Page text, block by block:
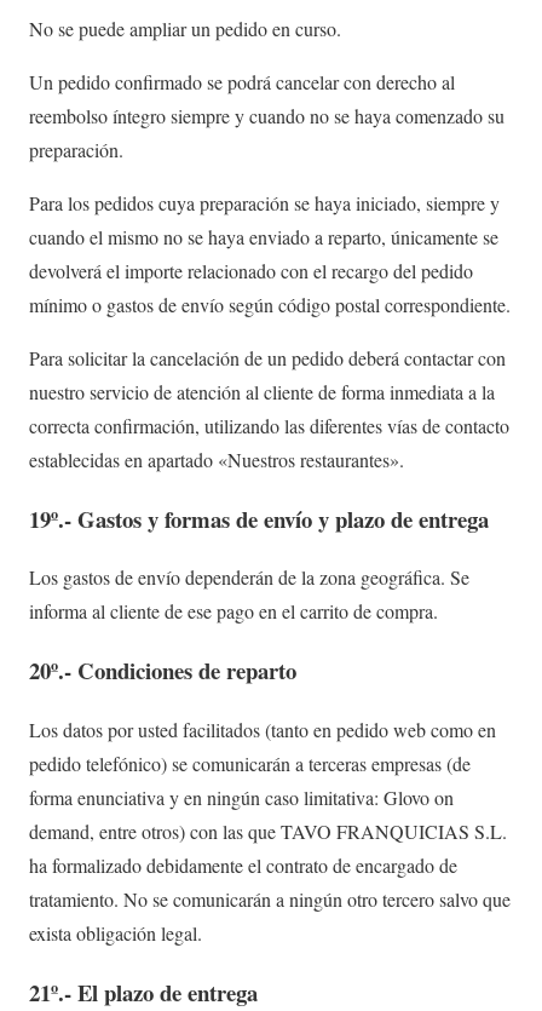
No se puede ampliar un pedido en curso.
Un pedido confirmado se podrá cancelar con derecho al
reembolso íntegro siempre y cuando no se haya comenzado su
preparación.
Para los pedidos cuya preparación se haya iniciado, siempre y
cuando el mismo no se haya enviado a reparto, únicamente se
devolverá el importe relacionado con el recargo del pedido
mínimo o gastos de envío según código postal correspondiente.
Para solicitar la cancelación de un pedido deberá contactar con
nuestro servicio de atención al cliente de forma inmediata a la
correcta confirmación, utilizando las diferentes vías de contacto
establecidas en apartado «Nuestros restaurantes».
19º.- Gastos y formas de envío y plazo de entrega
Los gastos de envío dependerán de la zona geográfica. Se
informa al cliente de ese pago en el carrito de compra.
20º.- Condiciones de reparto
Los datos por usted facilitados (tanto en pedido web como en
pedido telefónico) se comunicarán a terceras empresas (de
forma enunciativa y en ningún caso limitativa: Glovo on
demand, entre otros) con las que TAVO FRANQUICIAS S.L.
ha formalizado debidamente el contrato de encargado de
tratamiento. No se comunicarán a ningún otro tercero salvo que
exista obligación legal.
21º.- El plazo de entrega